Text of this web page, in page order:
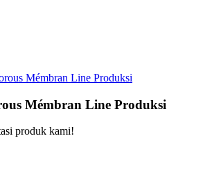
Mémbran Line Produksi
Mémbran Line Produksi
produk kami!